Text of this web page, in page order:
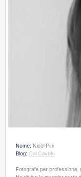
Nome: Nicol Pini
Blog:Col Cavolo
Fotografa per professione,